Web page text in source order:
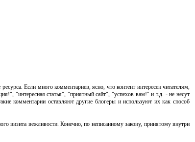
Если много комментариев, ясно, что контент интересен читателям,
"интересная статья", "приятный сайт", "успехов вам!" и т.д. - не несут
комментарии оставляют другие блогеры и используют их как способ
визита вежливости. Конечно, по неписанному закону, принятому внутри